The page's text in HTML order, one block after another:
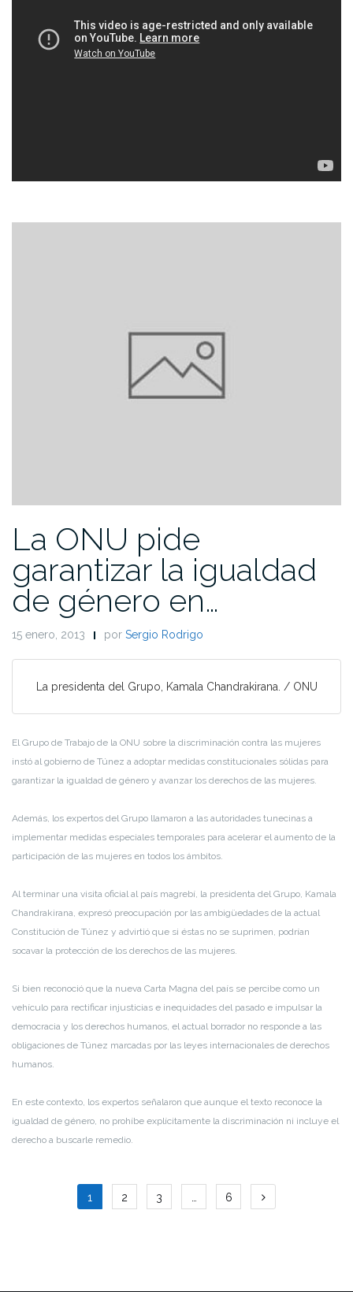
La ONU pide
garantizar la igualdad
de género en…
15 enero, 2013 por Sergio Rodrigo
La presidenta del Grupo, Kamala Chandrakirana. / ONU
El Grupo de Trabajo de la ONU sobre la discriminación contra las mujeres
instó al gobierno de Túnez a adoptar medidas constitucionales sólidas para
garantizar la igualdad de género y avanzar los derechos de las mujeres.
Además, los expertos del Grupo llamaron a las autoridades tunecinas a
implementar medidas especiales temporales para acelerar el aumento de la
participación de las mujeres en todos los ámbitos.
Al terminar una visita oficial al país magrebí, la presidenta del Grupo, Kamala
Chandrakirana, expresó preocupación por las ambigüedades de la actual
Constitución de Túnez y advirtió que si éstas no se suprimen, podrían
socavar la protección de los derechos de las mujeres.
Si bien reconoció que la nueva Carta Magna del país se percibe como un
vehículo para rectificar injusticias e inequidades del pasado e impulsar la
democracia y los derechos humanos, el actual borrador no responde a las
obligaciones de Túnez marcadas por las leyes internacionales de derechos
humanos.
En este contexto, los expertos señalaron que aunque el texto reconoce la
igualdad de género, no prohíbe explícitamente la discriminación ni incluye el
derecho a buscarle remedio.
Paginación
1 2 3 6